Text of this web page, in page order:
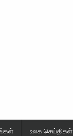
உலக செய்திகள்